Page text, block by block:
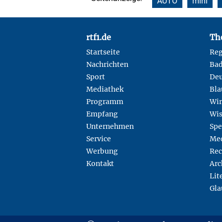
rtf1.de
Startseite
Nachrichten
Sport
Mediathek
Programm
Empfang
Unternehmen
Service
Werbung
Kontakt